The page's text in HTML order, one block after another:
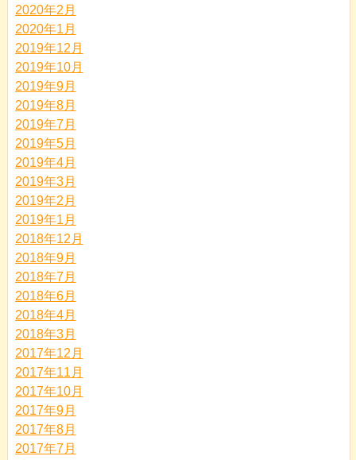
2020年2月
2020年1月
2019年12月
2019年10月
2019年9月
2019年8月
2019年7月
2019年5月
2019年4月
2019年3月
2019年2月
2019年1月
2018年12月
2018年9月
2018年7月
2018年6月
2018年4月
2018年3月
2017年12月
2017年11月
2017年10月
2017年9月
2017年8月
2017年7月